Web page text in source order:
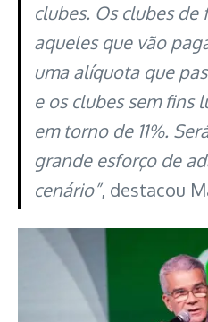
clubes. Os clubes
aqueles que vão
uma alíquota que
e os clubes sem fins
em torno de 11%.
grande esforço de
cenário”, destacou